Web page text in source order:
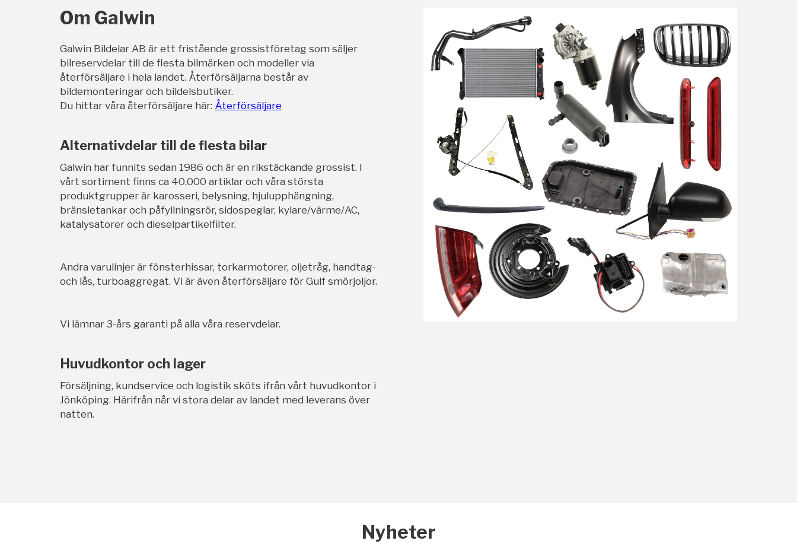
Om Galwin
Galwin Bildelar AB är ett fristående grossistföretag som säljer
bilreservdelar till de flesta bilmärken och modeller via
återförsäljare i hela landet. Återförsäljarna består av
bildemonteringar och bildelsbutiker.
Du hittar våra återförsäljare här: Återförsäljare
Alternativdelar till de flesta bilar
Galwin har funnits sedan 1986 och är en rikstäckande grossist. I
vårt sortiment finns ca 40.000 artiklar och våra största
produktgrupper är karosseri, belysning, hjulupphängning,
bränsletankar och påfyllningsrör, sidospeglar, kylare/värme/AC,
katalysatorer och dieselpartikelfilter.
Andra varulinjer är fönsterhissar, torkarmotorer, oljetråg, handtag-
och lås, turboaggregat. Vi är även återförsäljare för Gulf smörjoljor.
Vi lämnar 3-års garanti på alla våra reservdelar.
Huvudkontor och lager
Försäljning, kundservice och logistik sköts ifrån vårt huvudkontor i
Jönköping. Härifrån når vi stora delar av landet med leverans över
natten.
Nyheter